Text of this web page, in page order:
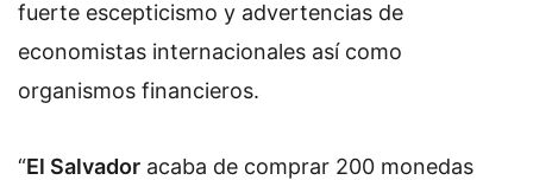
fuerte escepticismo y advertencias de
economistas internacionales así como
organismos financieros.
“El Salvador acaba de comprar 200 monedas